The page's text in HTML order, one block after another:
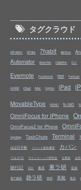
タグクラウド
43Folders 43Tabs 7habit abrAsus
Automator bison/flex CableBox CLI
Evernote Facebook fitbit Forecast
HHKB iCloud iMac Ingress iPad
MovableType MVNO N-04D
OmniFocus for iPhone
OmniFocus2 for iPhone
Synology TaskChute Terminal
ほぼ日手帳 イベント参加履歴 カバン
ベルクロ マインドハック研究会 仕事術 企画
旅行記 日記 書斎 東ラ研 温泉
電子書籍 静ラ研 静岡 革靴 風邪